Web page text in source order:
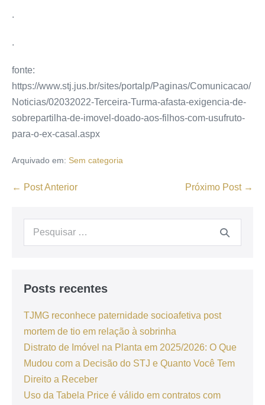
.
.
fonte:
https://www.stj.jus.br/sites/portalp/Paginas/Comunicacao/
Noticias/02032022-Terceira-Turma-afasta-exigencia-de-
sobrepartilha-de-imovel-doado-aos-filhos-com-usufruto-
para-o-ex-casal.aspx
Arquivado em: Sem categoria
← Post Anterior Próximo Post →
Posts recentes
TJMG reconhece paternidade socioafetiva post
mortem de tio em relação à sobrinha
Distrato de Imóvel na Planta em 2025/2026: O Que
Mudou com a Decisão do STJ e Quanto Você Tem
Direito a Receber
Uso da Tabela Price é válido em contratos com